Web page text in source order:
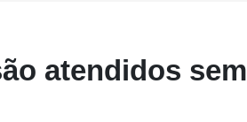
atendidos sem